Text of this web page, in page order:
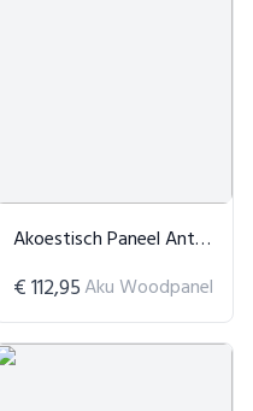
Akoestisch Paneel Antraciet 3-Zijdig
€ 112,95 Aku Woodpanel